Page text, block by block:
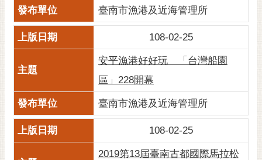
本
語
隱
私
及
安
全
政
臺南市漁港及近海管理所
108-02-25
安平漁港好好玩 「台灣船園
區」228開幕
臺南市漁港及近海管理所
108-02-25
2019第13屆臺南古都國際馬拉松